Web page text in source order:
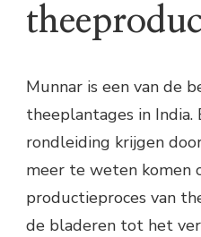
Munnar is een van de
theeplantages in India.
rondleiding krijgen
meer te weten komen
productieproces van
de bladeren tot het